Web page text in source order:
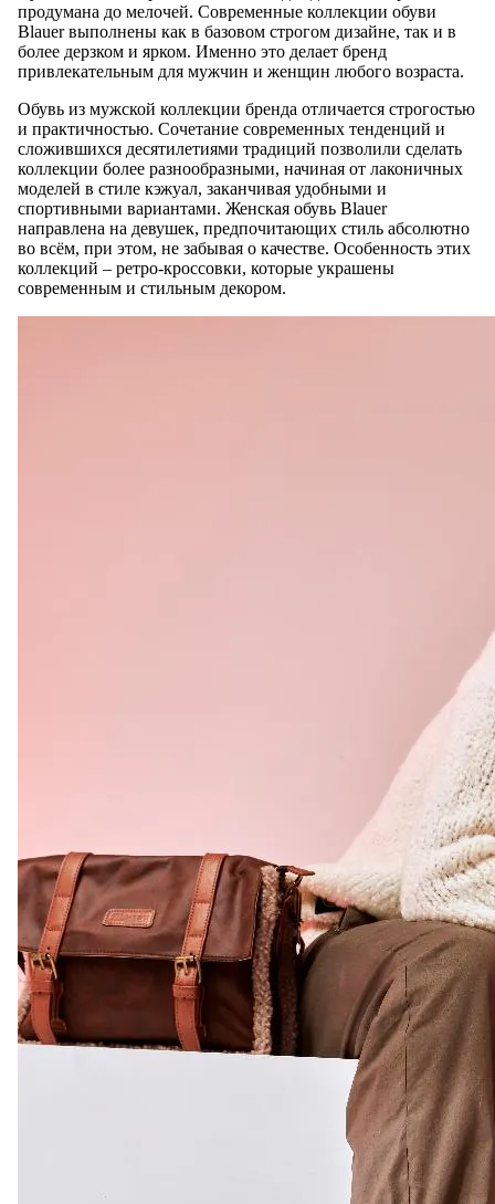
продумана до мелочей. Современные коллекции обуви
Blauer выполнены как в базовом строгом дизайне, так и в
более дерзком и ярком. Именно это делает бренд
привлекательным для мужчин и женщин любого возраста.
Обувь из мужской коллекции бренда отличается строгостью
и практичностью. Сочетание современных тенденций и
сложившихся десятилетиями традиций позволили сделать
коллекции более разнообразными, начиная от лаконичных
моделей в стиле кэжуал, заканчивая удобными и
спортивными вариантами. Женская обувь Blauer
направлена на девушек, предпочитающих стиль абсолютно
во всём, при этом, не забывая о качестве. Особенность этих
коллекций – ретро-кроссовки, которые украшены
современным и стильным декором.